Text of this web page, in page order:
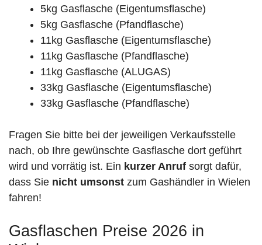
5kg Gasflasche (Eigentumsflasche)
5kg Gasflasche (Pfandflasche)
11kg Gasflasche (Eigentumsflasche)
11kg Gasflasche (Pfandflasche)
11kg Gasflasche (ALUGAS)
33kg Gasflasche (Eigentumsflasche)
33kg Gasflasche (Pfandflasche)
Fragen Sie bitte bei der jeweiligen Verkaufsstelle
nach, ob Ihre gewünschte Gasflasche dort geführt
wird und vorrätig ist. Ein kurzer Anruf sorgt dafür,
dass Sie nicht umsonst zum Gashändler in Wielen
fahren!
Gasflaschen Preise 2026 in